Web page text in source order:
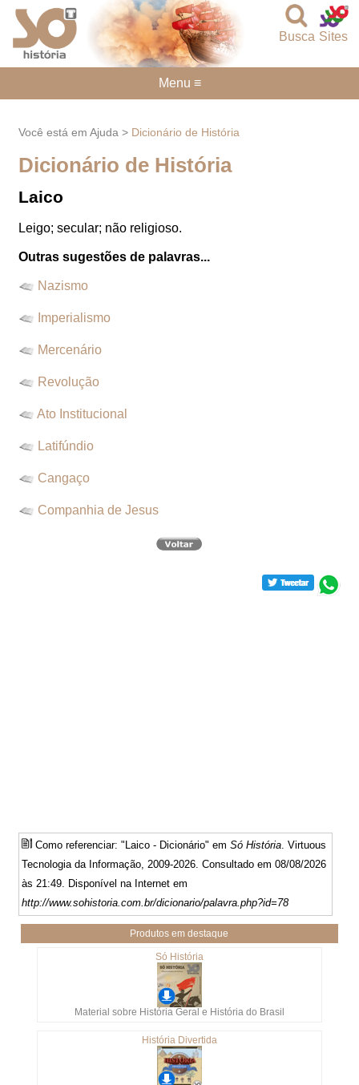
Sites
Busca
Você está em Ajuda > Dicionário de História
Dicionário de História
Laico
Leigo; secular; não religioso.
Outras sugestões de palavras...
Nazismo
Imperialismo
Mercenário
Revolução
Ato Institucional
Latifúndio
Cangaço
Companhia de Jesus
Como referenciar: "Laico - Dicionário" emSó História. Virtuous
Tecnologia da Informação, 2009-2026. Consultado em 08/08/2026
às 21:49. Disponível na Internet em
http://www.sohistoria.com.br/dicionario/palavra.php?id=78
Produtos em destaque
Só História
Material sobre História Geral e História do Brasil
História Divertida